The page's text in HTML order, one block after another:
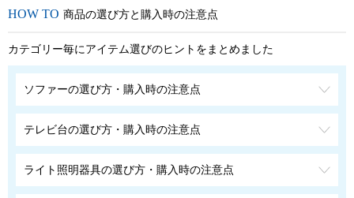
商品の選び方と購入時の注意点
カテゴリー毎にアイテム選びのヒントをまとめました
ソファーの選び方・購入時の注意点
テレビ台の選び方・購入時の注意点
ライト照明器具の選び方・購入時の注意点